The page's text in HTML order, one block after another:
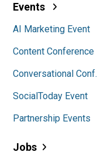
Events
AI Marketing Event
Content Conference
Conversational Conf.
SocialToday Event
Partnership Events
Jobs